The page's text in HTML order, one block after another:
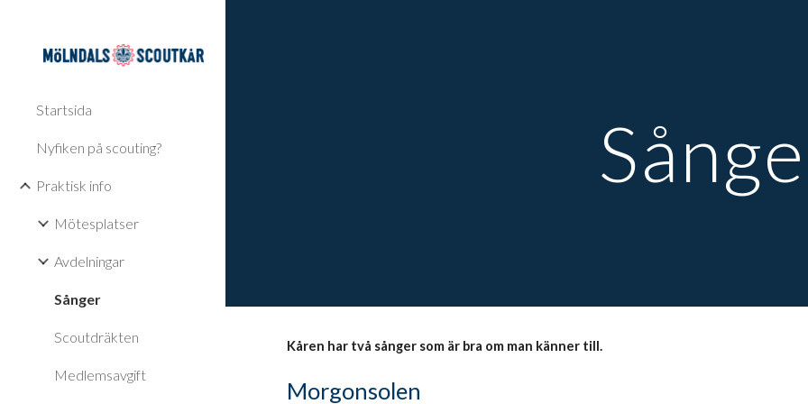
Startsida
Nyfiken på scouting?
Praktisk info
Mötesplatser
Avdelningar
Sånger
Scoutdräkten
Medlemsavgift
Kåren har två sånger som är bra om man känner till.
Morgonsolen